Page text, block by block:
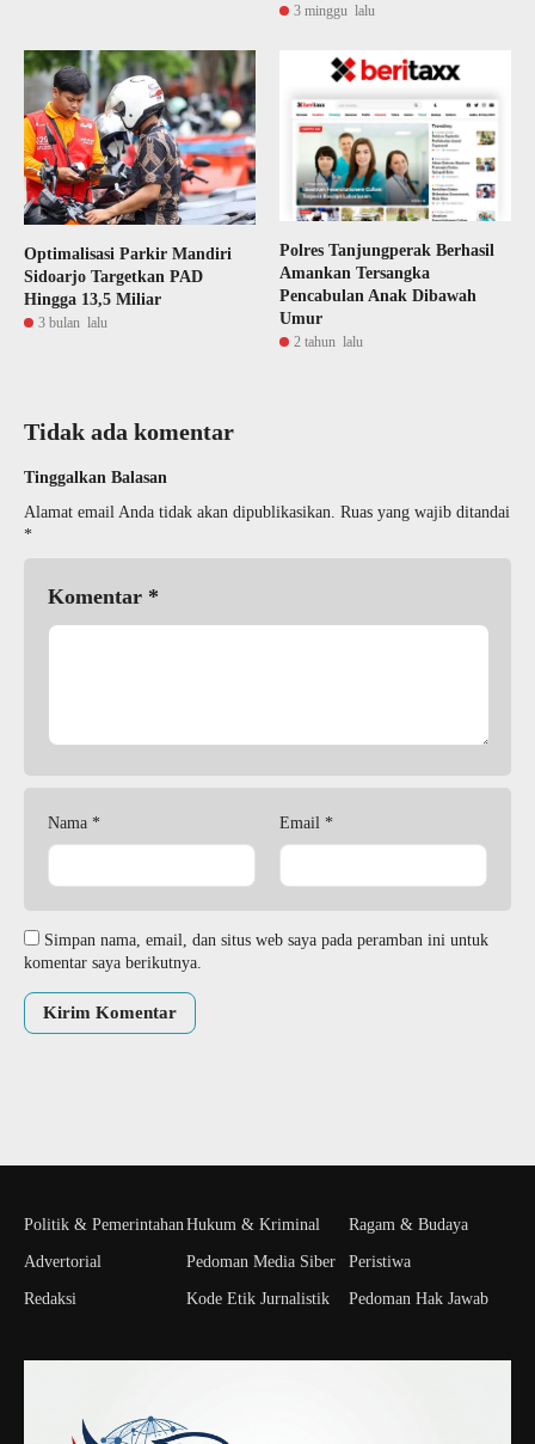
3 minggu lalu
Optimalisasi Parkir Mandiri
Sidoarjo Targetkan PAD
Hingga 13,5 Miliar
3 bulan lalu
Polres Tanjungperak Berhasil
Amankan Tersangka
Pencabulan Anak Dibawah
Umur
2 tahun lalu
Tidak ada komentar
Tinggalkan Balasan
Alamat email Anda tidak akan dipublikasikan. Ruas yang wajib ditandai
*
Komentar *
Nama * Email *
Simpan nama, email, dan situs web saya pada peramban ini untuk
komentar saya berikutnya.
Politik & Pemerintahan
Advertorial
Redaksi
Hukum & Kriminal
Pedoman Media Siber
Kode Etik Jurnalistik
Ragam & Budaya
Peristiwa
Pedoman Hak Jawab